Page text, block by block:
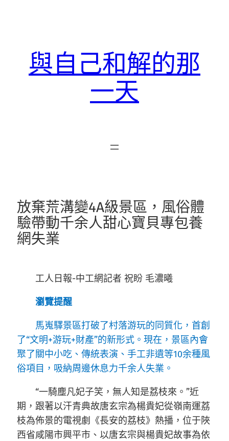
與自己和解的那
一天
放棄荒溝變4A級景區，風俗體
驗帶動千余人甜心寶貝專包養
網失業
工人日報-中工網記者 祝盼 毛濃曦
瀏覽提醒
馬嵬驛景區打破了村落游玩的同質化，首創
了“文明+游玩+財產”的新形式。現在，景區內會
聚了關中小吃、傳統表演、手工非遺等10余種風
俗項目，吸納周邊休息力千余人失業。
“一騎塵凡妃子笑，無人知是荔枝來。”近
期，跟著以汗青典故唐玄宗為楊貴妃從嶺南運荔
枝為佈景的電視劇《長安的荔枝》熱播，位于陜
西省咸陽市興平市、以唐玄宗與楊貴妃故事為依